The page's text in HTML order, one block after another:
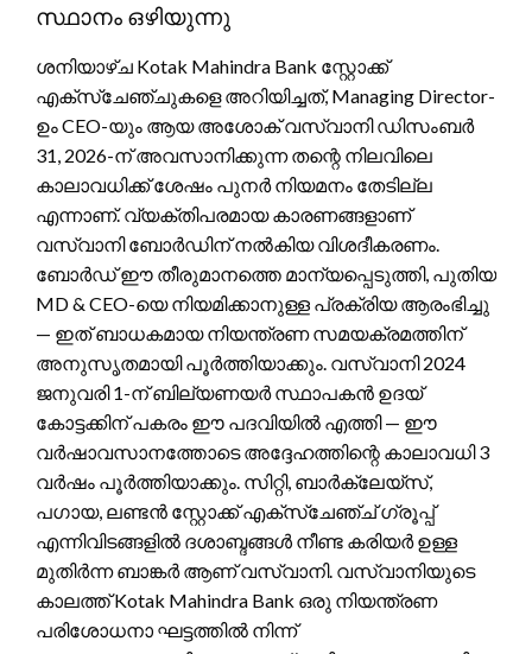
സ്ഥാനം ഒഴിയുന്നു
ശനിയാഴ്ച Kotak Mahindra Bank സ്റ്റോക്ക്
എക്സ്ചേഞ്ചുകളെ അറിയിച്ചത്, Managing Director-
ഉം CEO-യും ആയ അശോക് വസ്വാനി ഡിസംബർ
31, 2026-ന് അവസാനിക്കുന്ന തന്റെ നിലവിലെ
കാലാവധിക്ക് ശേഷം പുനർ നിയമനം തേടില്ല
എന്നാണ്. വ്യക്തിപരമായ കാരണങ്ങളാണ്
വസ്വാനി ബോർഡിന് നൽകിയ വിശദീകരണം.
ബോർഡ് ഈ തീരുമാനത്തെ മാന്യപ്പെടുത്തി, പുതിയ
MD & CEO-യെ നിയമിക്കാനുള്ള പ്രക്രിയ ആരംഭിച്ചു
— ഇത് ബാധകമായ നിയന്ത്രണ സമയക്രമത്തിന്
അനുസൃതമായി പൂർത്തിയാക്കും. വസ്വാനി 2024
ജനുവരി 1-ന് ബില്യണയർ സ്ഥാപകൻ ഉദയ്
കോട്ടക്കിന് പകരം ഈ പദവിയിൽ എത്തി — ഈ
വർഷാവസാനത്തോടെ അദ്ദേഹത്തിന്റെ കാലാവധി 3
വർഷം പൂർത്തിയാക്കും. സിറ്റി, ബാർക്ലേയ്സ്,
പഗായ, ലണ്ടൻ സ്റ്റോക്ക് എക്സ്ചേഞ്ച് ഗ്രൂപ്പ്
എന്നിവിടങ്ങളിൽ ദശാബ്ദങ്ങൾ നീണ്ട കരിയർ ഉള്ള
മുതിർന്ന ബാങ്കർ ആണ് വസ്വാനി. വസ്വാനിയുടെ
കാലത്ത് Kotak Mahindra Bank ഒരു നിയന്ത്രണ
പരിശോധനാ ഘട്ടത്തിൽ നിന്ന്